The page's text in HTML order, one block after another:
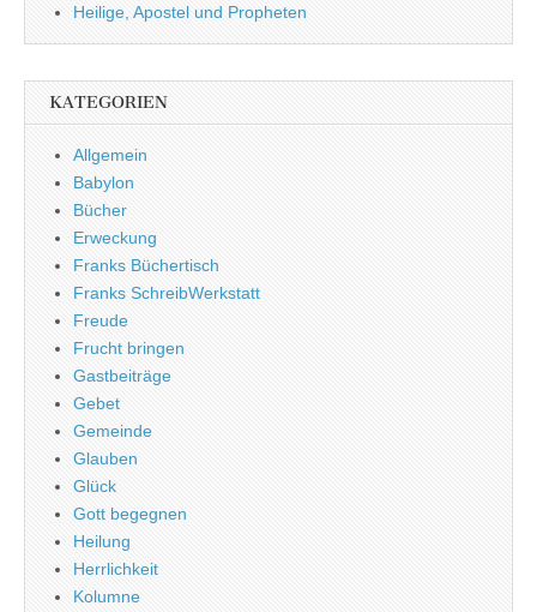
Heilige, Apostel und Propheten
KATEGORIEN
Allgemein
Babylon
Bücher
Erweckung
Franks Büchertisch
Franks SchreibWerkstatt
Freude
Frucht bringen
Gastbeiträge
Gebet
Gemeinde
Glauben
Glück
Gott begegnen
Heilung
Herrlichkeit
Kolumne